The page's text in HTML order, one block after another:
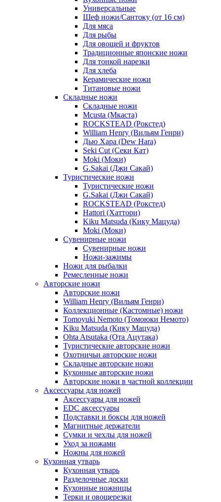
Универсальные
Шеф ножи/Сантоку (от 16 см)
Для мяса
Для рыбы
Для овощей и фруктов
Традиционные японские ножи
Для тонкой нарезки
Для хлеба
Керамические ножи
Титановые ножи
Складные ножи
Складные ножи
Mcusta (Мкаста)
ROCKSTEAD (Рокстед)
William Henry (Вильям Генри)
Дью Хара (Dew Hara)
Seki Cut (Секи Кат)
Moki (Моки)
G.Sakai (Джи Сакай)
Туристические ножи
Туристические ножи
G.Sakai (Джи Сакай)
ROCKSTEAD (Рокстед)
Hattori (Хаттори)
Kiku Matsuda (Кику Мацуда)
Moki (Моки)
Сувенирные ножи
Сувенирные ножи
Ножи-зажимы
Ножи для рыбалки
Ремесленные ножи
Авторские ножи
Авторские ножи
William Henry (Вильям Генри)
Коллекционные (Кастомные) ножи
Tomoyuki Nemoto (Томоюки Немото)
Kiku Matsuda (Кику Мацуда)
Ohta Atsutaka (Ота Ацутака)
Туристические авторские ножи
Охотничьи авторские ножи
Складные авторские ножи
Кухонные авторские ножи
Авторские ножи в частной коллекции
Аксессуары для ножей
Аксессуары для ножей
EDC аксессуары
Подставки и боксы для ножей
Магнитные держатели
Сумки и чехлы для ножей
Уход за ножами
Ножны для ножей
Кухонная утварь
Кухонная утварь
Разделочные доски
Кухонные ножницы
Терки и овощерезки